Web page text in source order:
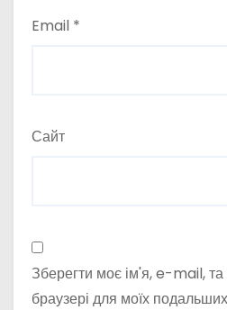
Email *
Сайт
Зберегти моє ім'я, e-mail,
браузері для моїх